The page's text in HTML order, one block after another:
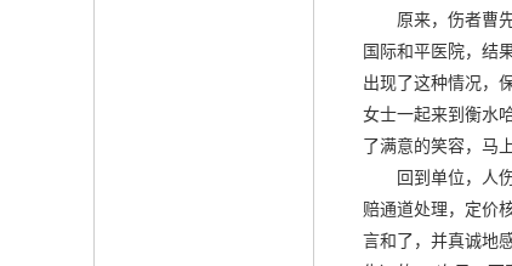
原来，伤者曹先
国际和平医院，结
出现了这种情况，
女士一起来到衡水
了满意的笑容，马
回到单位，人伤
赔通道处理，定价
言和了，并真诚地